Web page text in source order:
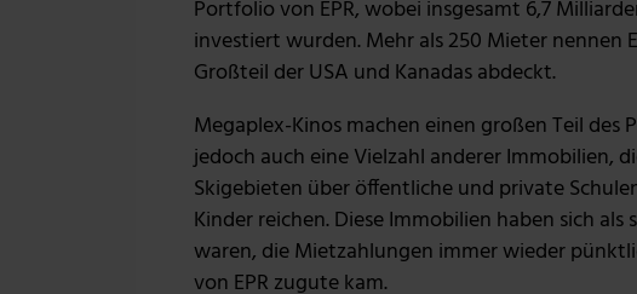
Portfolio von EPR, wobei insgesamt 6,7
investiert wurden. Mehr als 250 Mieter nennen
Großteil der USA und Kanadas abdeckt.
Megaplex-Kinos machen einen großen Teil des
jedoch auch eine Vielzahl anderer Immobilien,
Skigebieten über öffentliche und private
Kinder reichen. Diese Immobilien haben sich
waren, die Mietzahlungen immer wieder
von EPR zugute kam.